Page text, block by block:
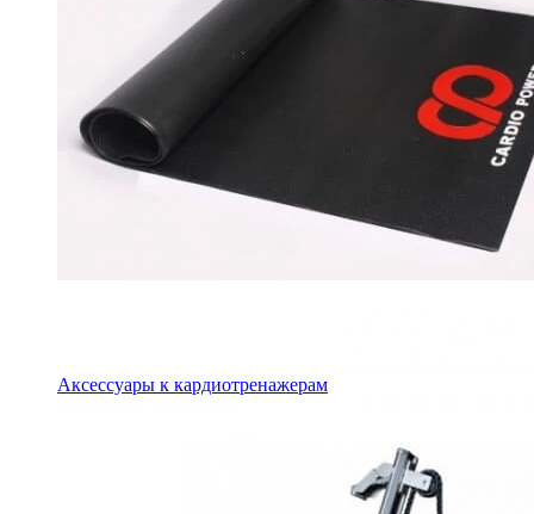
Аксессуары к кардиотренажерам